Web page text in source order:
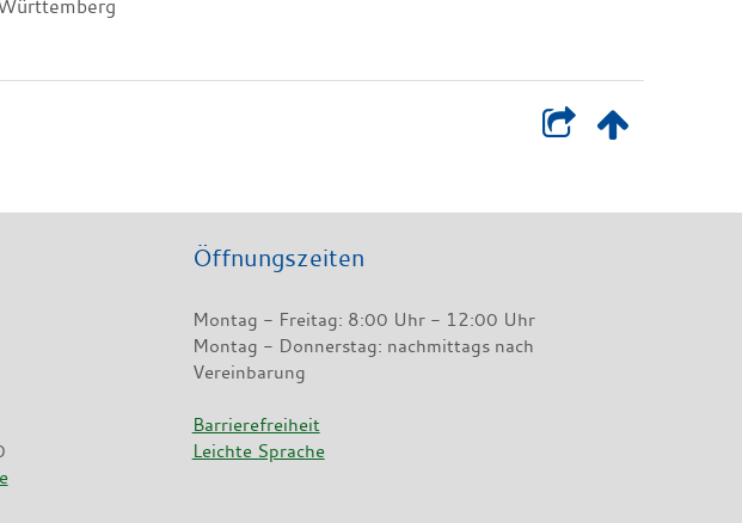
Öffnungszeiten
Montag - Freitag: 8:00 Uhr - 12:00 Uhr
Montag - Donnerstag: nachmittags nach
Vereinbarung
Barrierefreiheit
Leichte Sprache